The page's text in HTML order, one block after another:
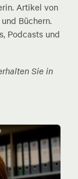
Artikel von
Büchern.
Podcasts und
Sie in